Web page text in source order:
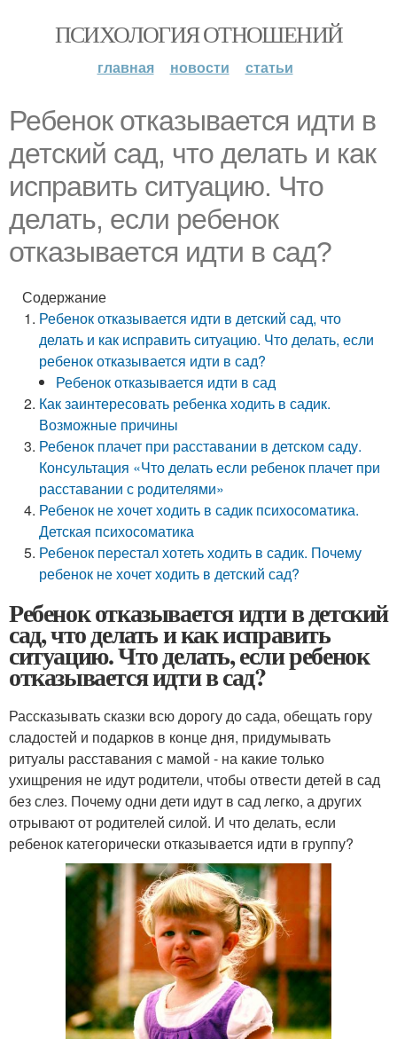
ПСИХОЛОГИЯ ОТНОШЕНИЙ
главная новости статьи
Ребенок отказывается идти в
детский сад, что делать и как
исправить ситуацию. Что
делать, если ребенок
отказывается идти в сад?
Содержание
Ребенок отказывается идти в детский сад, что
делать и как исправить ситуацию. Что делать, если
ребенок отказывается идти в сад?
Ребенок отказывается идти в сад
Как заинтересовать ребенка ходить в садик.
Возможные причины
Ребенок плачет при расставании в детском саду.
Консультация «Что делать если ребенок плачет при
расставании с родителями»
Ребенок не хочет ходить в садик психосоматика.
Детская психосоматика
Ребенок перестал хотеть ходить в садик. Почему
ребенок не хочет ходить в детский сад?
Ребенок отказывается идти в детский
сад, что делать и как исправить
ситуацию. Что делать, если ребенок
отказывается идти в сад?
Рассказывать сказки всю дорогу до сада, обещать гору
сладостей и подарков в конце дня, придумывать
ритуалы расставания с мамой - на какие только
ухищрения не идут родители, чтобы отвести детей в сад
без слез. Почему одни дети идут в сад легко, а других
отрывают от родителей силой. И что делать, если
ребенок категорически отказывается идти в группу?